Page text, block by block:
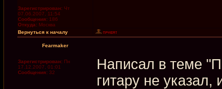
Зарегистрирован: Чт
07.06.2007, 11:54
Сообщения: 186
Откуда: Москва
Вернуться к началу
Fearmaker
Зарегистрирован: Пн
17.12.2007, 01:01
Сообщения: 32
Написал в теме
гитару не